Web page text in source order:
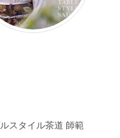
スタイル茶道 師範